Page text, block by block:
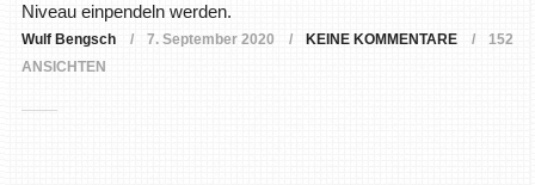
Niveau einpendeln werden.
Wulf Bengsch 7. September 2020 KEINE KOMMENTARE
152
ANSICHTEN